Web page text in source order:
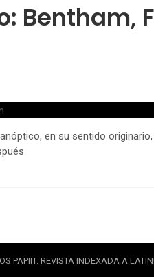
Bentham,
en su sentido
PAPIIT. REVISTA INDEXADA A